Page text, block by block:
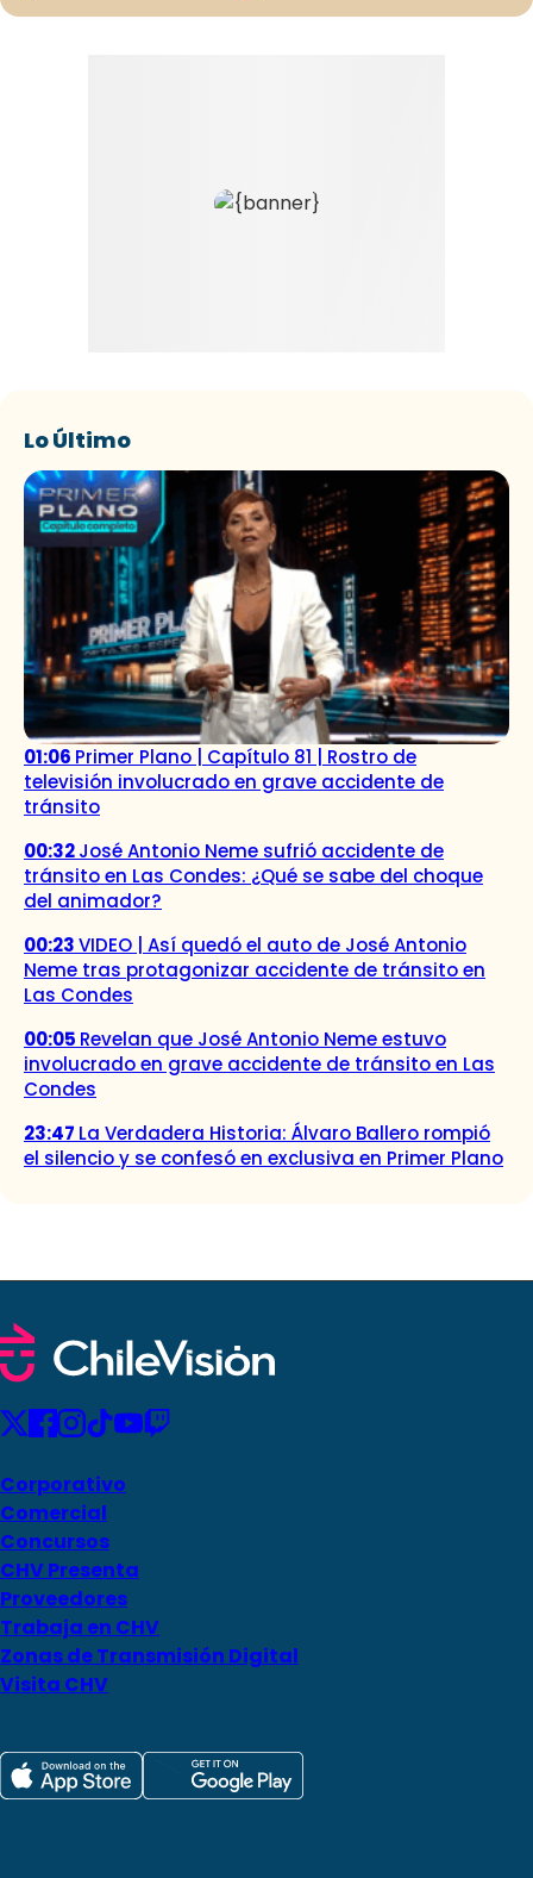
Lo Último
01:06 Primer Plano | Capítulo 81 | Rostro de
televisión involucrado en grave accidente de
tránsito
00:32José Antonio Neme sufrió accidente de
tránsito en Las Condes: ¿Qué se sabe del choque
del animador?
00:23VIDEO | Así quedó el auto de José Antonio
Neme tras protagonizar accidente de tránsito en
Las Condes
00:05 Revelan que José Antonio Neme estuvo
involucrado en grave accidente de tránsito en Las
Condes
23:47 La Verdadera Historia: Álvaro Ballero rompió
el silencio y se confesó en exclusiva en Primer Plano
Corporativo
Comercial
Concursos
CHV Presenta
Proveedores
Trabaja en CHV
Zonas de Transmisión Digital
Visita CHV